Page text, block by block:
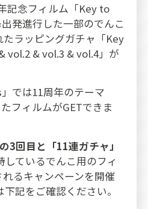
記念フィルム「Key to
発進行した一部のでんこ
たラッピングガチャ「Key
& vol.3 & vol.4」 が
では11周年のテーマ
フィルムがGETできま
3回目と「11連ガチャ」
しているでんこ用のフィ
るキャンペーンを開催
記をご確認ください。